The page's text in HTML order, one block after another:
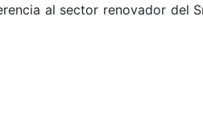
al sector renovador del